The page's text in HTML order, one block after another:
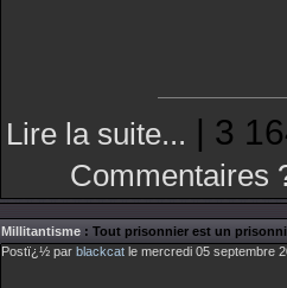
Lire la suite... | 3
Commentaires
Millitantisme : Tout prisonnier est un
Postï¿½ par blackcat le mercredi 05 septembre